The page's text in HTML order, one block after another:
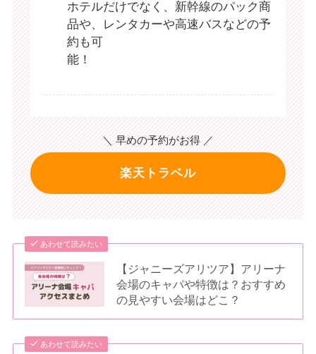
ホテルだけでなく、新幹線のパック商
品や、レンタカーや高速バスなどの予
約も可
能！
＼ 早めの予約がお得 ／
楽天トラベル
あわせて読みたい
【ジャニーズアリツア】アリーナ
会場のキャパや特徴は？おすすめ
の見やすい会場はどこ？
あわせて読みたい